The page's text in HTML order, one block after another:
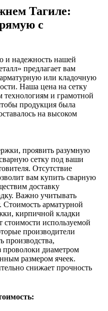
Тагиле:
с
и надежность нашей
предлагает вам
или кладочную
Наша цена на сетку
технологиям и грамотной
продукция была
на высоком
проявить разумную
сетку под ваши
Отсутствие
вам купить сварную
доставку
Важно учитывать
арматурной
кирпичной кладки
используемой
производители
производства,
проволоки диаметром
размером ячеек.
снижает прочность